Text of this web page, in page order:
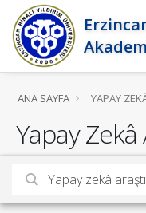
ANA SAYFA YAPAY
Yapay Zekâ